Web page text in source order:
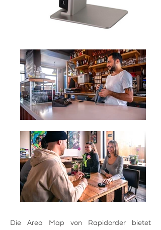
Die Area Map von Rapidorder bietet